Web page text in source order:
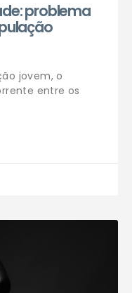
problema
jovem, o
entre os